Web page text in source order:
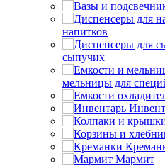
напитков
сыпучих
мельницы для
Мармит